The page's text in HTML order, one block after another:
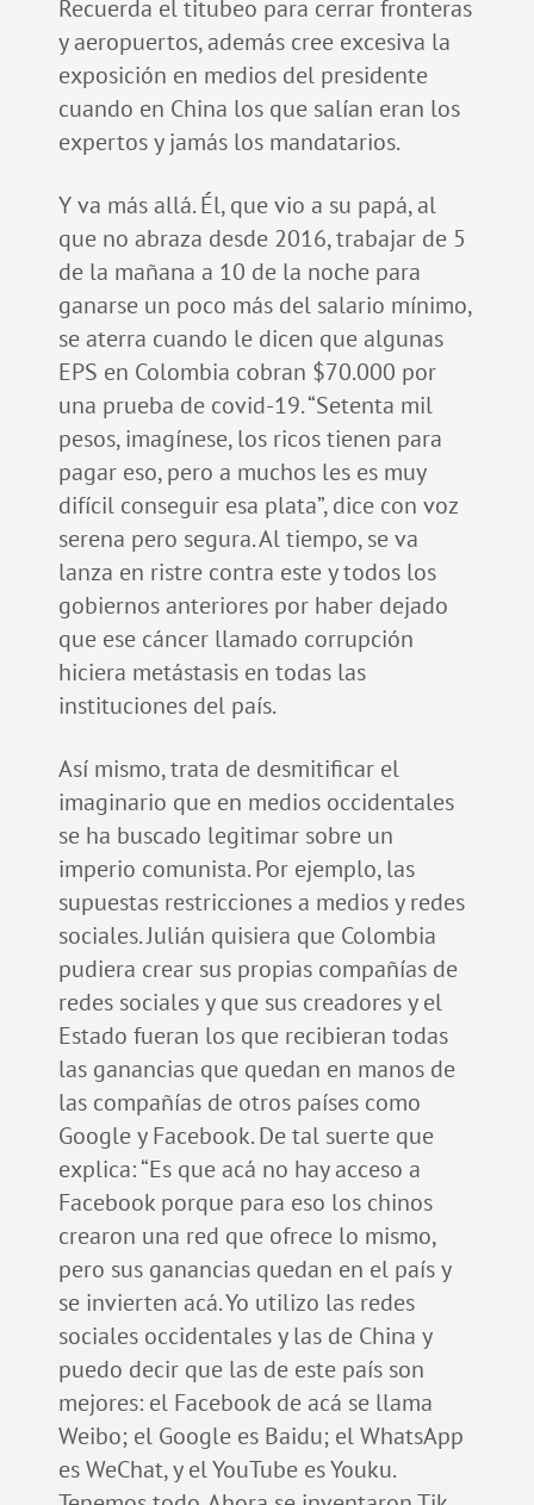
Recuerda el titubeo para cerrar fronteras
y aeropuertos, además cree excesiva la
exposición en medios del presidente
cuando en China los que salían eran los
expertos y jamás los mandatarios.
Y va más allá. Él, que vio a su papá, al
que no abraza desde 2016, trabajar de 5
de la mañana a 10 de la noche para
ganarse un poco más del salario mínimo,
se aterra cuando le dicen que algunas
EPS en Colombia cobran $70.000 por
una prueba de covid-19. “Setenta mil
pesos, imagínese, los ricos tienen para
pagar eso, pero a muchos les es muy
difícil conseguir esa plata”, dice con voz
serena pero segura. Al tiempo, se va
lanza en ristre contra este y todos los
gobiernos anteriores por haber dejado
que ese cáncer llamado corrupción
hiciera metástasis en todas las
instituciones del país.
Así mismo, trata de desmitificar el
imaginario que en medios occidentales
se ha buscado legitimar sobre un
imperio comunista. Por ejemplo, las
supuestas restricciones a medios y redes
sociales. Julián quisiera que Colombia
pudiera crear sus propias compañías de
redes sociales y que sus creadores y el
Estado fueran los que recibieran todas
las ganancias que quedan en manos de
las compañías de otros países como
Google y Facebook. De tal suerte que
explica: “Es que acá no hay acceso a
Facebook porque para eso los chinos
crearon una red que ofrece lo mismo,
pero sus ganancias quedan en el país y
se invierten acá. Yo utilizo las redes
sociales occidentales y las de China y
puedo decir que las de este país son
mejores: el Facebook de acá se llama
Weibo; el Google es Baidu; el WhatsApp
es WeChat, y el YouTube es Youku.